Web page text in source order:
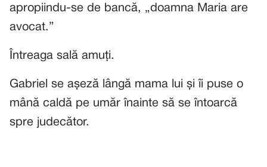
apropiindu-se de bancă, „doamna Maria are
avocat.”
Întreaga sală amuți.
Gabriel se așeză lângă mama lui și îi puse o
mână caldă pe umăr înainte să se întoarcă
spre judecător.